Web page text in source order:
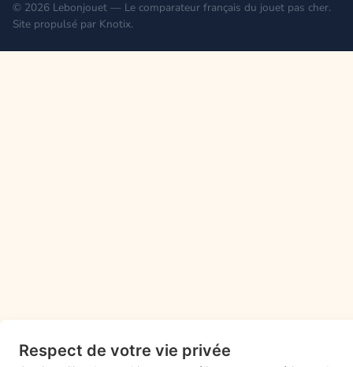
Respect de votre vie privée
© 2026 Lebonjouet — Le comparateur français du jouet pas cher.
Site propulsé par Knotix.